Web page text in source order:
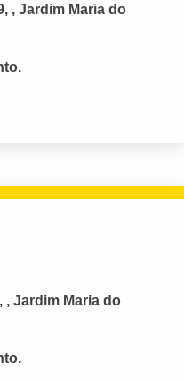
, Jardim Maria do
, Jardim Maria do